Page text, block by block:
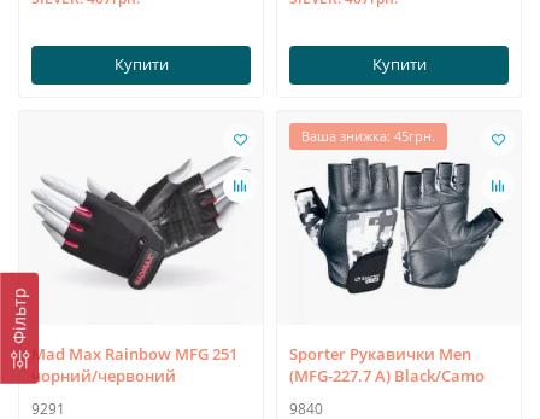
Фільтр
Купити Купити
Mad Max Rainbow MFG 251
чорний/червоний
9291
Ваша знижка: 45грн.
Sporter Рукавички Men
(MFG-227.7 A) Black/Camo
9840